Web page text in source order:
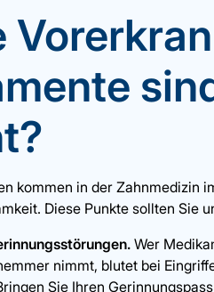
kommen in der Zahnmedizin
Diese Punkte sollten Sie
Wer
nimmt, blutet bei
Sie Ihren